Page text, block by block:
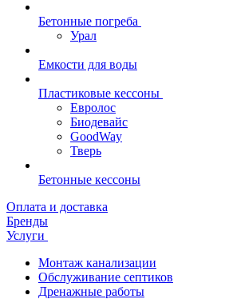
Бетонные погреба
Урал
Емкости для воды
Пластиковые кессоны
Евролос
Биодевайс
GoodWay
Тверь
Бетонные кессоны
Оплата и доставка
Бренды
Услуги
Монтаж канализации
Обслуживание септиков
Дренажные работы